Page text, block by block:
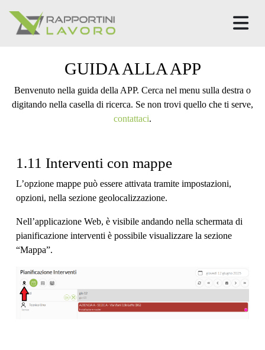
GUIDA ALLA APP
Benvenuto nella guida della APP. Cerca nel menu sulla destra o
digitando nella casella di ricerca. Se non trovi quello che ti serve,
contattaci.
1.11 Interventi con mappe
L’opzione mappe può essere attivata tramite impostazioni,
opzioni, nella sezione geolocalizzazione.
Nell’applicazione Web, è visibile andando nella schermata di
pianificazione interventi è possibile visualizzare la sezione
“Mappa”.